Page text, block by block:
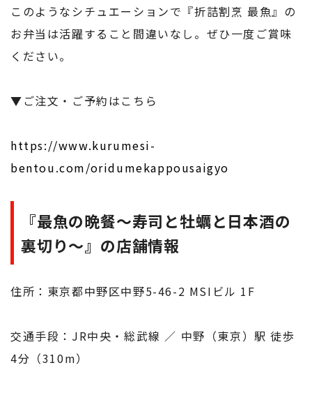
このようなシチュエーションで『折詰割烹 最魚』の
お弁当は活躍すること間違いなし。ぜひ一度ご賞味
ください。
▼ご注文・ご予約はこちら
https://www.kurumesi-
bentou.com/oridumekappousaigyo
『最魚の晩餐～寿司と牡蠣と日本酒の
裏切り～』の店舗情報
住所：東京都中野区中野5-46-2 MSIビル 1F
交通手段：JR中央・総武線 ／ 中野（東京）駅 徒歩
4分（310m）